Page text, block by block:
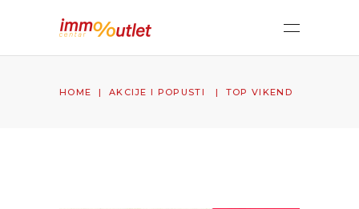
HOME | AKCIJE I POPUSTI | TOP VIKEND